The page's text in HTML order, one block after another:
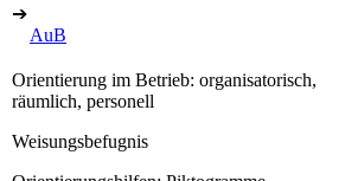
➔
AuB
Orientierung im Betrieb: organisatorisch,
räumlich, personell
Weisungsbefugnis